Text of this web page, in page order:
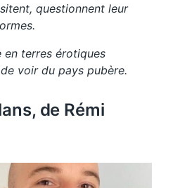
questionnent leur
en terres érotiques
voir du pays pubère.
de Rémi